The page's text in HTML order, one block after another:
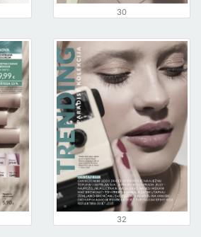
30
32